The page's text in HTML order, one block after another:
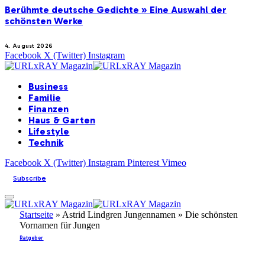
Berühmte deutsche Gedichte » Eine Auswahl der
schönsten Werke
4. August 2026
Facebook X (Twitter) Instagram
Business
Familie
Finanzen
Haus & Garten
Lifestyle
Technik
Facebook X (Twitter) Instagram Pinterest Vimeo
Subscribe
Startseite » Astrid Lindgren Jungennamen » Die schönsten
Vornamen für Jungen
Ratgeber